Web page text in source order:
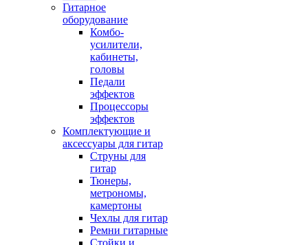
Гитарное
оборудование
Комбо-
усилители,
кабинеты,
головы
Педали
эффектов
Процессоры
эффектов
Комплектующие и
аксессуары для гитар
Струны для
гитар
Тюнеры,
метрономы,
камертоны
Чехлы для гитар
Ремни гитарные
Стойки и